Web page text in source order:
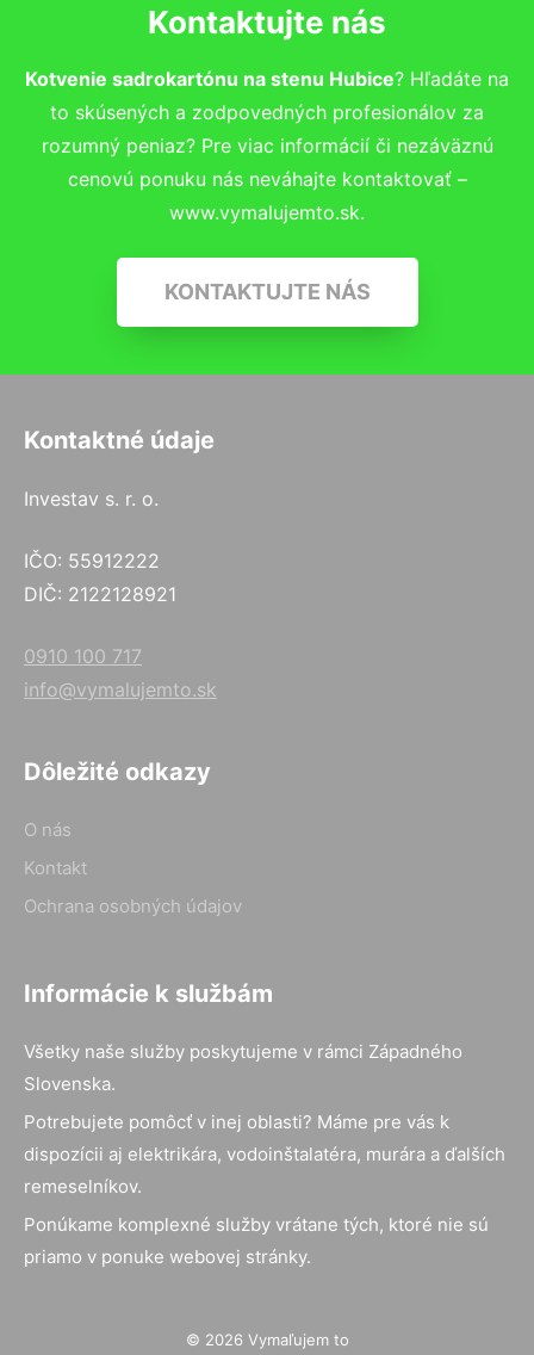
Kontaktujte nás
Kotvenie sadrokartónu na stenu Hubice? Hľadáte na
to skúsených a zodpovedných profesionálov za
rozumný peniaz? Pre viac informácií či nezáväznú
cenovú ponuku nás neváhajte kontaktovať –
www.vymalujemto.sk.
KONTAKTUJTE NÁS
Kontaktné údaje
Investav s. r. o.
IČO: 55912222
DIČ: 2122128921
0910 100 717
info@vymalujemto.sk
Dôležité odkazy
O nás
Kontakt
Ochrana osobných údajov
Informácie k službám
Všetky naše služby poskytujeme v rámci Západného
Slovenska.
Potrebujete pomôcť v inej oblasti? Máme pre vás k
dispozícii aj elektrikára, vodoinštalatéra, murára a ďalších
remeselníkov.
Ponúkame komplexné služby vrátane tých, ktoré nie sú
priamo v ponuke webovej stránky.
© 2026 Vymaľujem to